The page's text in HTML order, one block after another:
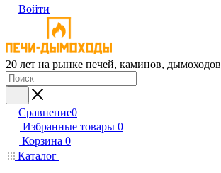
Войти
20 лет на рынке печей, каминов, дымоходов
Сравнение0
Избранные товары 0
Корзина 0
Каталог